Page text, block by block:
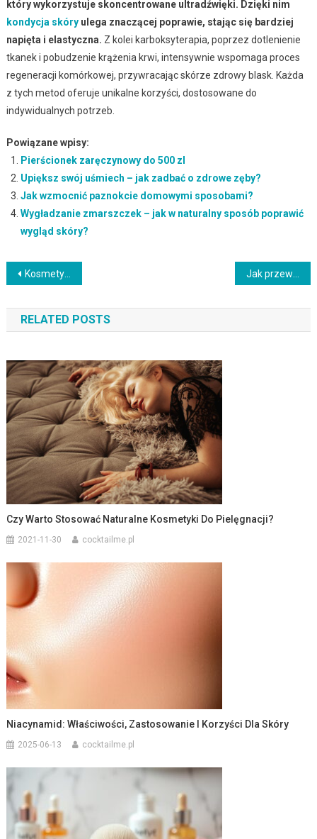
który wykorzystuje skoncentrowane ultradźwięki. Dzięki nim
kondycja skóryulega znaczącej poprawie, stając się bardziej
napięta i elastyczna. Z kolei karboksyterapia, poprzez dotlenienie
tkanek i pobudzenie krążenia krwi, intensywnie wspomaga proces
regeneracji komórkowej, przywracając skórze zdrowy blask. Każda
z tych metod oferuje unikalne korzyści, dostosowane do
indywidualnych potrzeb.
Powiązane wpisy:
Pierścionek zaręczynowy do 500 zl
Upiększ swój uśmiech – jak zadbać o zdrowe zęby?
Jak wzmocnić paznokcie domowymi sposobami?
Wygładzanie zmarszczek – jak w naturalny sposób poprawić
wygląd skóry?
Nawigacja
wpisu
Kosmetyki naturalne na trądzik dla nastolatków – jak wybrać?
RELATED POSTS
Czy Warto Stosować Naturalne Kosmetyki Do Pielęgnacji?
2021-11-30 cocktailme.pl
Niacynamid: Właściwości, Zastosowanie I Korzyści Dla Skóry
2025-06-13 cocktailme.pl